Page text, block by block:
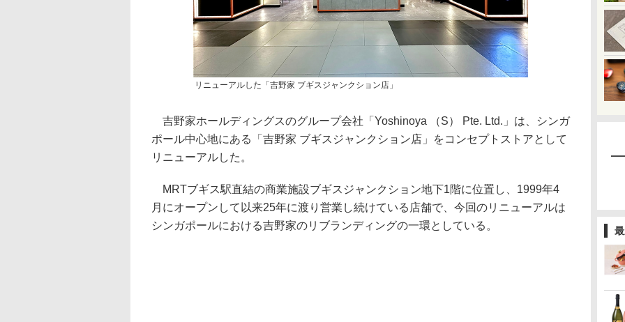
リニューアルした「吉野家 ブギスジャンクション店」
吉野家ホールディングスのグループ会社「Yoshinoya （S） Pte. Ltd.」は、シンガ
ポール中心地にある「吉野家 ブギスジャンクション店」をコンセプトストアとして
リニューアルした。
MRTブギス駅直結の商業施設ブギスジャンクション地下1階に位置し、1999年4
月にオープンして以来25年に渡り営業し続けている店舗で、今回のリニューアルは
シンガポールにおける吉野家のリブランディングの一環としている。